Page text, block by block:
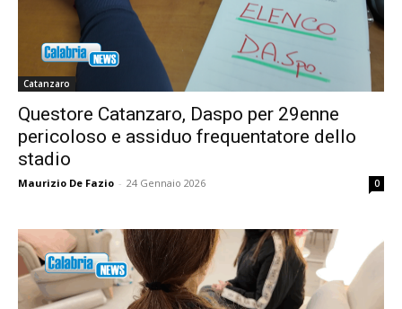
Catanzaro
Questore Catanzaro, Daspo per 29enne
pericoloso e assiduo frequentatore dello
stadio
Maurizio De Fazio - 24 Gennaio 2026 0